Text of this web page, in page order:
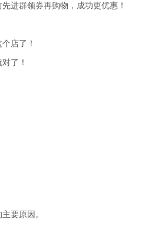
进群领券再购物，成功更优惠！
店了！
了！
要原因。